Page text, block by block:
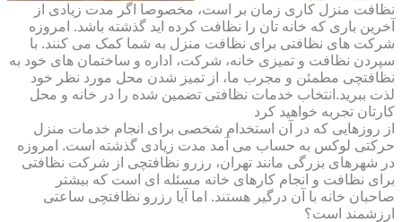
نظافت منزل کاری زمان بر است، مخصوصا اگر مدت زیادی از
آخرین باری که خانه تان را نظافت کرده اید گذشته باشد. امروزه
شرکت های نظافتی برای نظافت منزل به شما کمک می کنند. با
سپردن نظافت و تمیزی خانه، شرکت، اداره و ساختمان های خود به
نظافتچی مطمئن و مجرب ما، از تمیز شدن محل مورد نظر خود
لذت ببرید.انتخاب خدمات نظافتی تضمین شده را در خانه و محل
کارتان تجربه خواهید کرد
از روزهایی که در آن استخدام شخصی برای انجام خدمات منزل
حرکتی لوکس به حساب می آمد مدت زیادی گذشته است. امروزه
در شهرهای بزرگی مانند تهران، رزرو نظافتچی از شرکت نظافتی
برای نظافت و انجام کارهای خانه مسئله ای است که بیشتر
صاحبان خانه با آن درگیر هستند. اما آیا رزرو نظافتچی ساعتی
ارزشمند است؟